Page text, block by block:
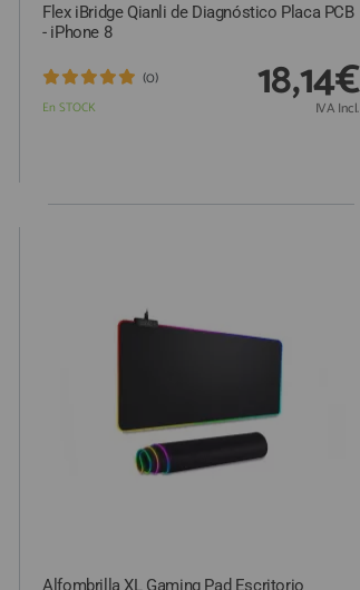
Flex iBridge Qianli de Diagnóstico Placa PCB
- iPhone 8
En STOCK
(0) 18,14€
IVA Incl.